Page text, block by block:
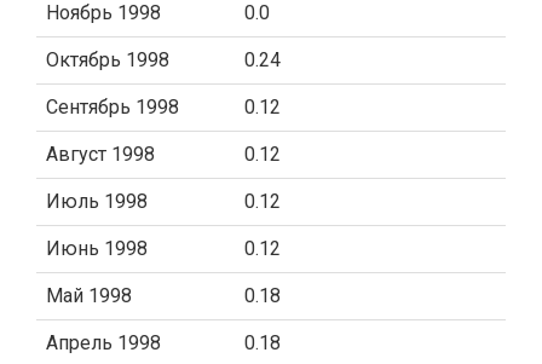
Ноябрь 1998 0.0
Октябрь 1998 0.24
Сентябрь 1998 0.12
Август 1998 0.12
Июль 1998 0.12
Июнь 1998 0.12
Май 1998 0.18
Апрель 1998 0.18